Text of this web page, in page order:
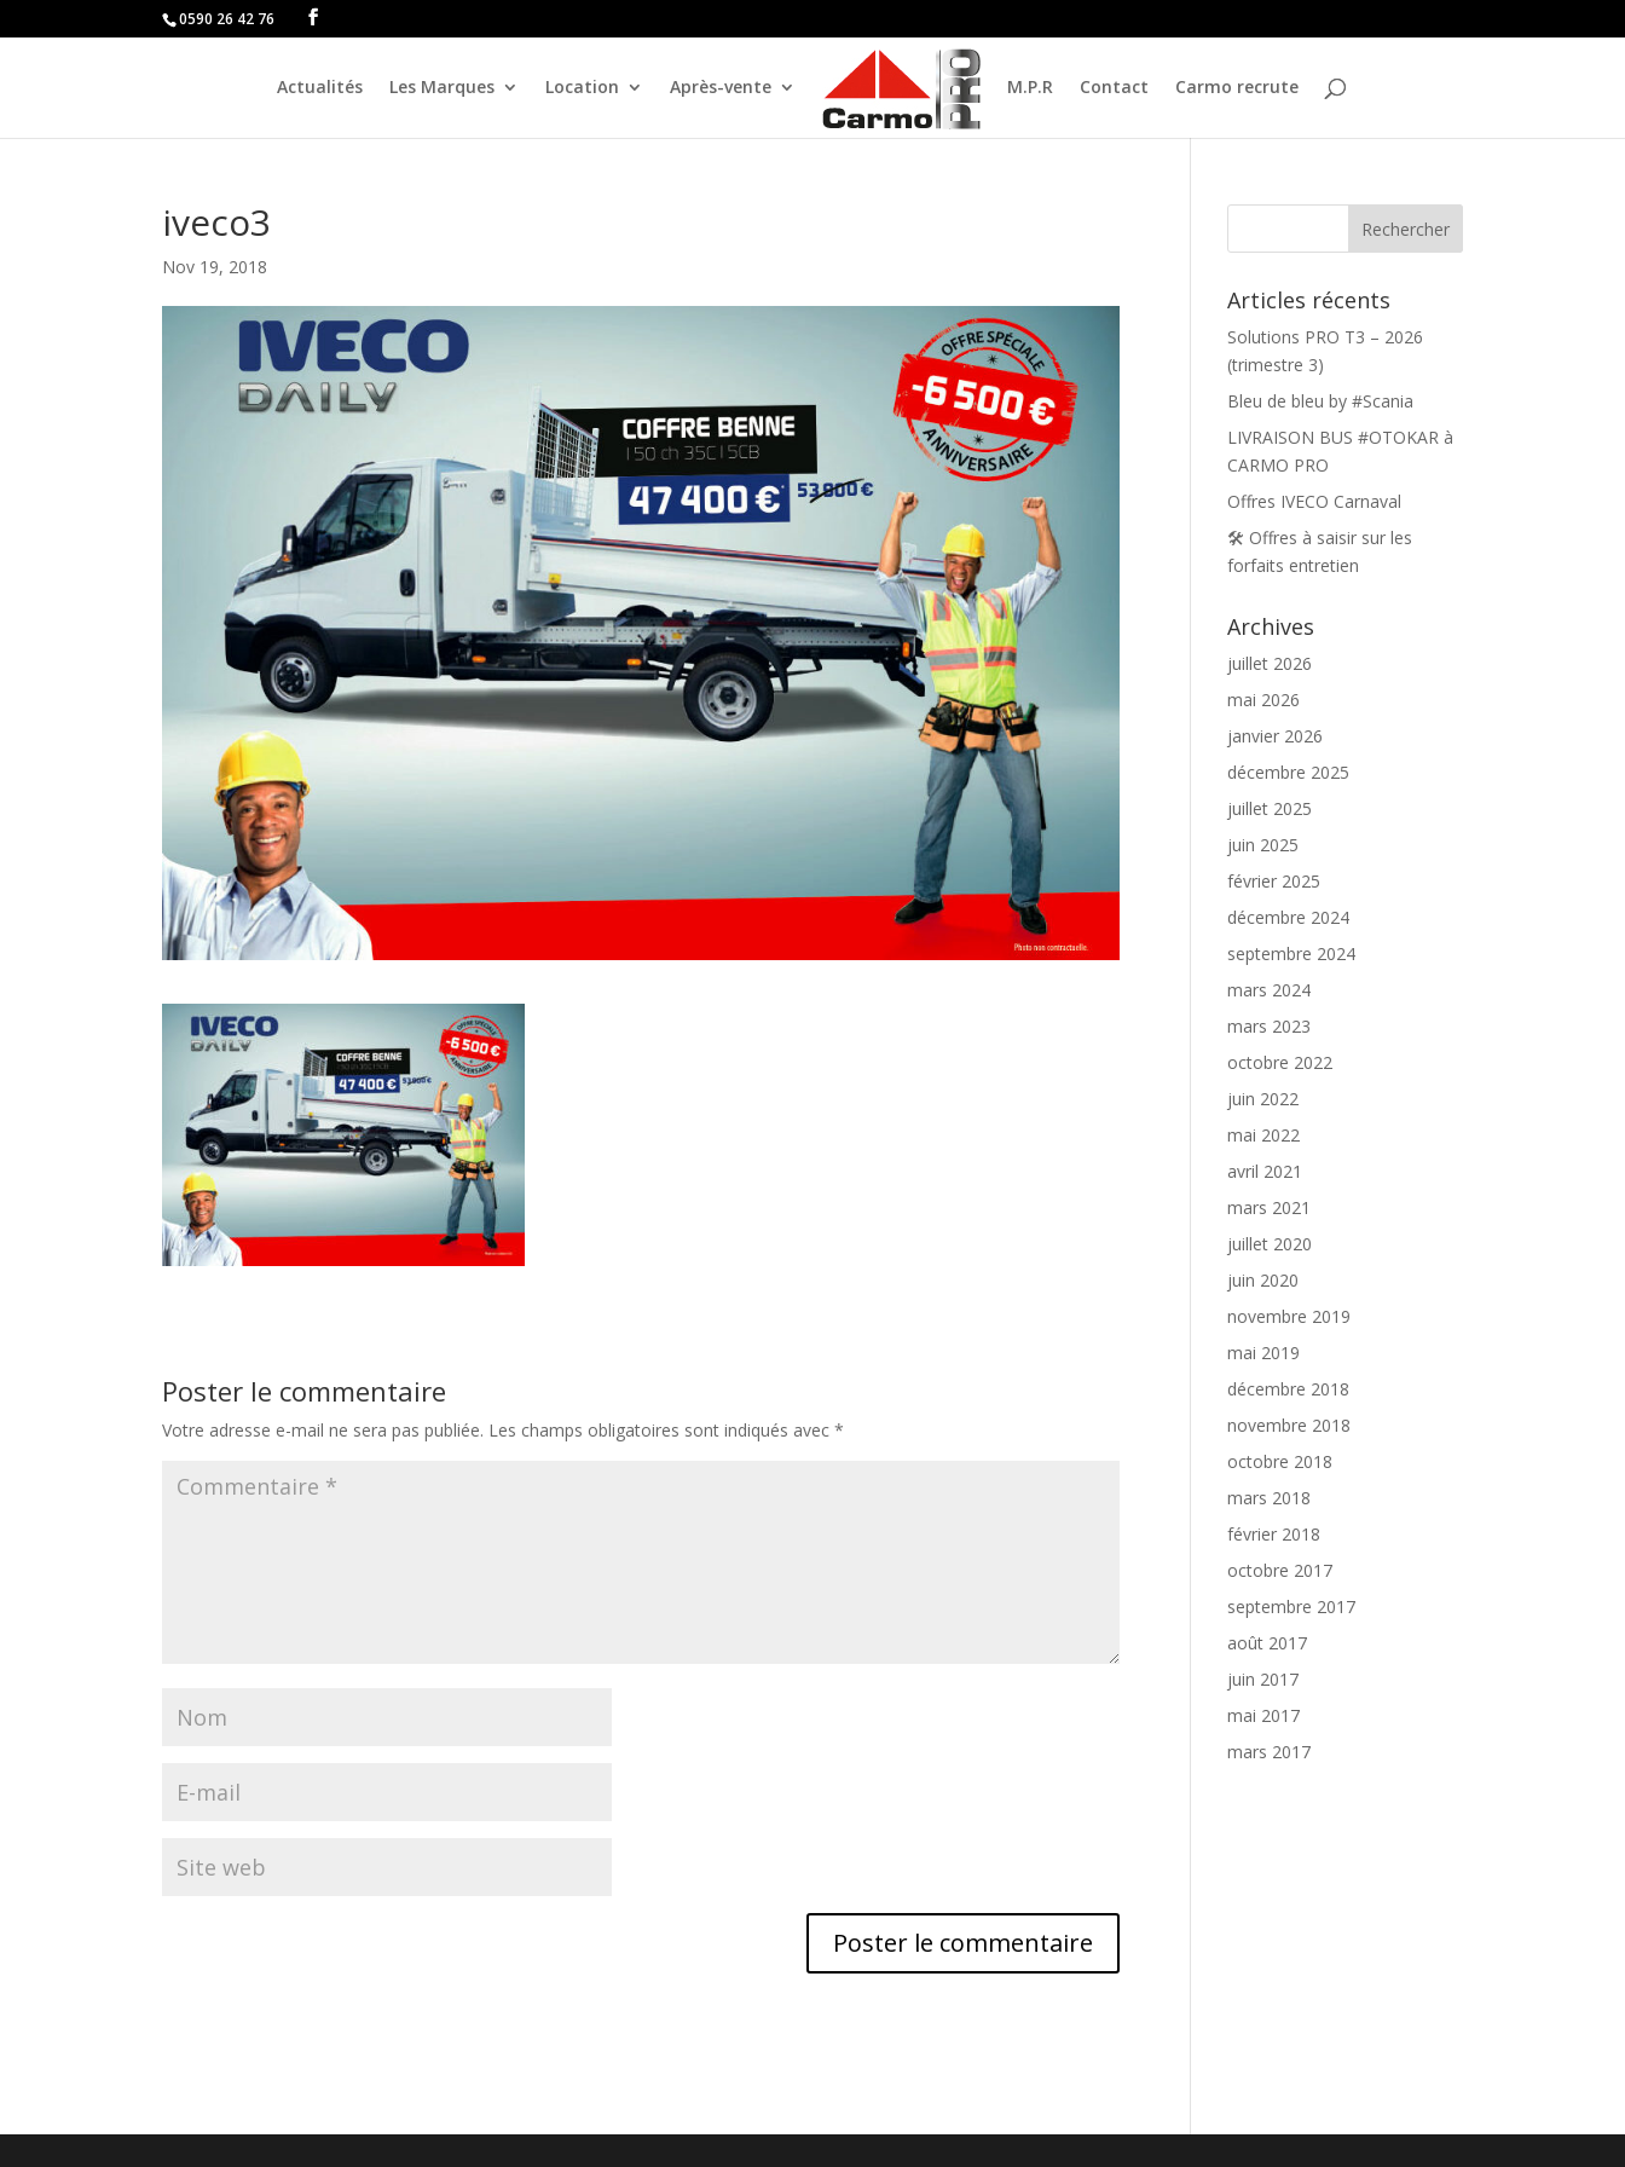
0590 26 42 76
Actualités Les Marques Location Après-vente M.P.R Contact Carmo recrute
iveco3
Nov 19, 2018
Poster le commentaire
Votre adresse e-mail ne sera pas publiée. Les champs obligatoires sont indiqués avec*
Articles récents
Solutions PRO T3 – 2026
(trimestre 3)
Bleu de bleu by #Scania
LIVRAISON BUS #OTOKAR à
CARMO PRO
Offres IVECO Carnaval
🛠️ Offres à saisir sur les
forfaits entretien
Archives
juillet 2026
mai 2026
janvier 2026
décembre 2025
juillet 2025
juin 2025
février 2025
décembre 2024
septembre 2024
mars 2024
mars 2023
octobre 2022
juin 2022
mai 2022
avril 2021
mars 2021
juillet 2020
juin 2020
novembre 2019
mai 2019
décembre 2018
novembre 2018
octobre 2018
mars 2018
février 2018
octobre 2017
septembre 2017
août 2017
juin 2017
mai 2017
mars 2017